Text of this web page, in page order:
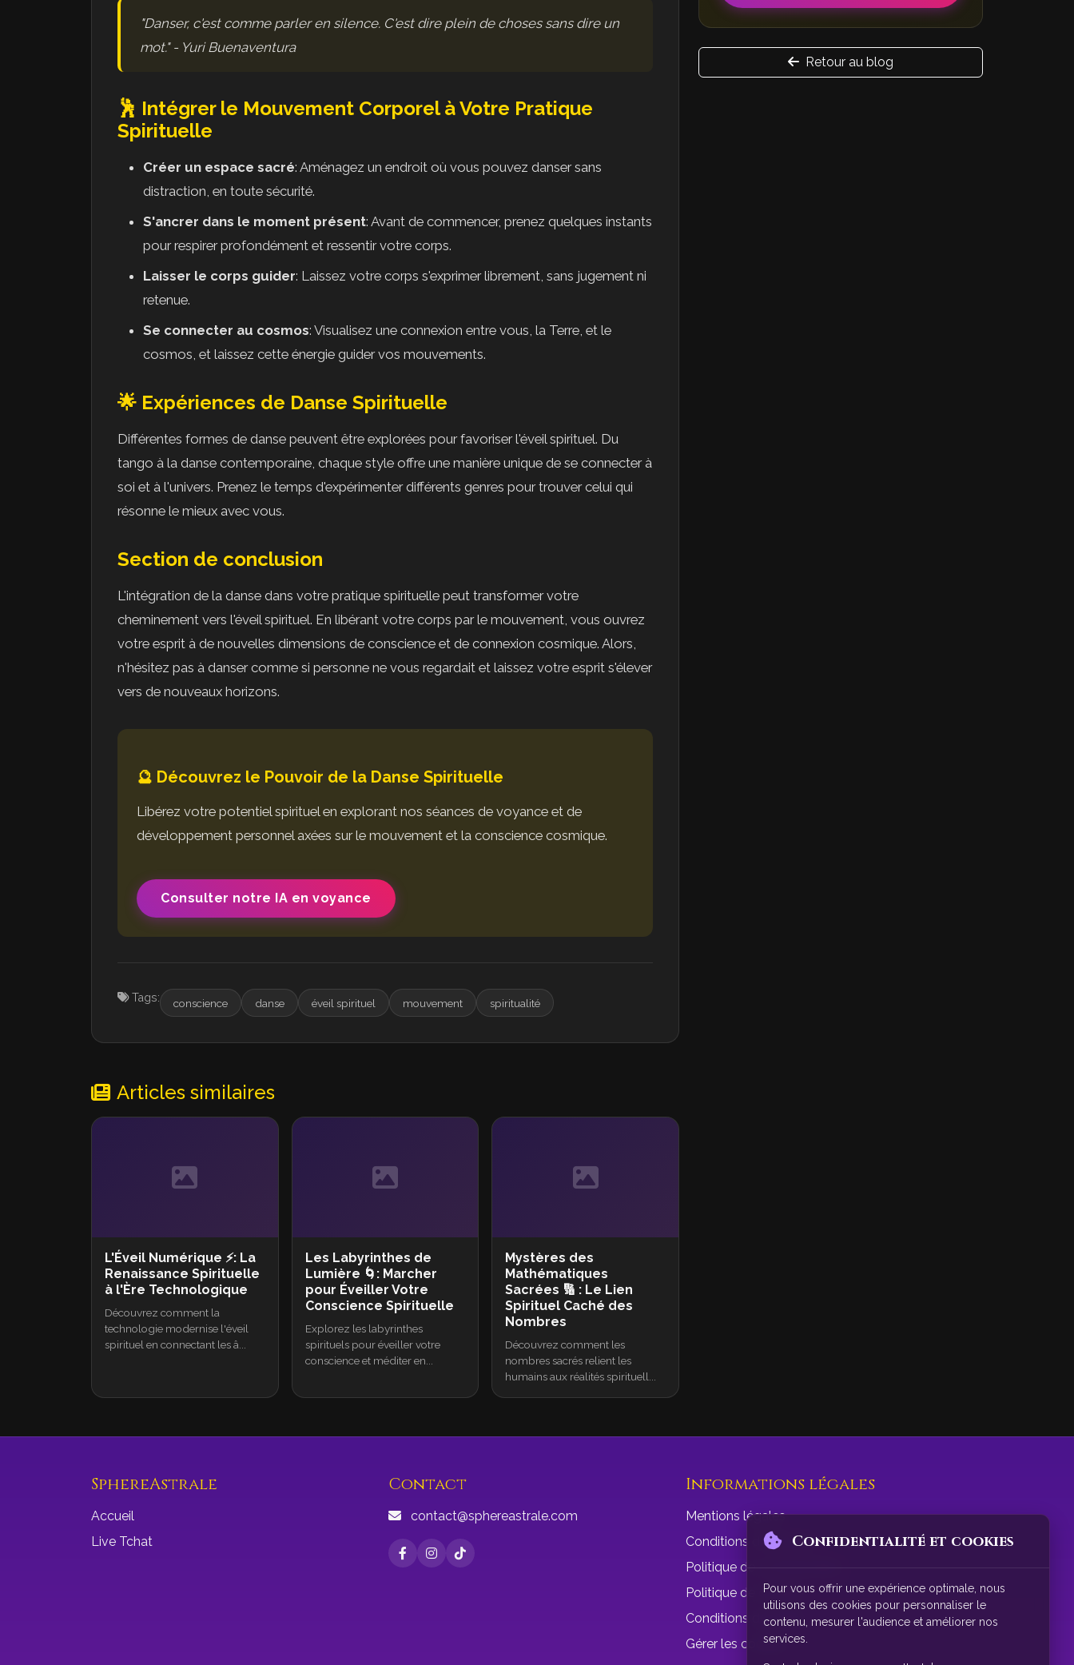
"Danser, c'est comme parler en silence. C'est dire plein de choses sans dire un
mot." - Yuri Buenaventura
🕺 Intégrer le Mouvement Corporel à Votre Pratique
Spirituelle
Créer un espace sacré: Aménagez un endroit où vous pouvez danser sans
distraction, en toute sécurité.
S'ancrer dans le moment présent: Avant de commencer, prenez quelques instants
pour respirer profondément et ressentir votre corps.
Laisser le corps guider: Laissez votre corps s'exprimer librement, sans jugement ni
retenue.
Se connecter au cosmos: Visualisez une connexion entre vous, la Terre, et le
cosmos, et laissez cette énergie guider vos mouvements.
🌟 Expériences de Danse Spirituelle
Différentes formes de danse peuvent être explorées pour favoriser l'éveil spirituel. Du
tango à la danse contemporaine, chaque style offre une manière unique de se connecter à
soi et à l'univers. Prenez le temps d'expérimenter différents genres pour trouver celui qui
résonne le mieux avec vous.
Section de conclusion
L'intégration de la danse dans votre pratique spirituelle peut transformer votre
cheminement vers l'éveil spirituel. En libérant votre corps par le mouvement, vous ouvrez
votre esprit à de nouvelles dimensions de conscience et de connexion cosmique. Alors,
n'hésitez pas à danser comme si personne ne vous regardait et laissez votre esprit s'élever
vers de nouveaux horizons.
🔮 Découvrez le Pouvoir de la Danse Spirituelle
Libérez votre potentiel spirituel en explorant nos séances de voyance et de
développement personnel axées sur le mouvement et la conscience cosmique.
Consulter notre IA en voyance
Tags: conscience danse éveil spirituel mouvement spiritualité
Articles similaires
L'Éveil Numérique ⚡: La
Renaissance Spirituelle
à l'Ère Technologique
Découvrez comment la
technologie modernise l'éveil
spirituel en connectant les â...
Les Labyrinthes de
Lumière 🌀: Marcher
pour Éveiller Votre
Conscience Spirituelle
Explorez les labyrinthes
spirituels pour éveiller votre
conscience et méditer en...
Mystères des
Mathématiques
Sacrées 🔢 : Le Lien
Spirituel Caché des
Nombres
Découvrez comment les
nombres sacrés relient les
humains aux réalités spirituell...
Retour au blog
SphereAstrale
Accueil
Live Tchat
Contact
contact@sphereastrale.com
Informations légales
Mentions légales
Conditions d'utilisation
Politique de confidentialité
Politique de cookies
Conditions de vente
Gérer les cookies
Confidentialité et cookies
Pour vous offrir une expérience optimale, nous
utilisons des cookies pour personnaliser le
contenu, mesurer l'audience et améliorer nos
services.